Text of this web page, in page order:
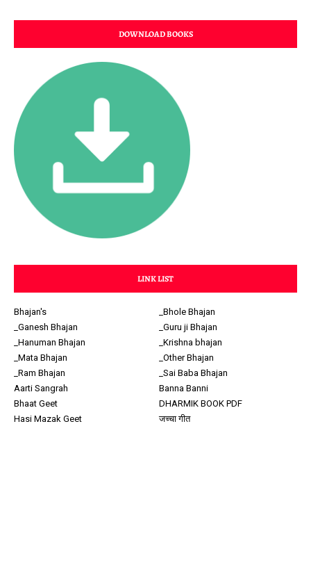
DOWNLOAD BOOKS
LINK LIST
Bhajan's
_Bhole Bhajan
_Ganesh Bhajan
_Guru ji Bhajan
_Hanuman Bhajan
_Krishna bhajan
_Mata Bhajan
_Other Bhajan
_Ram Bhajan
_Sai Baba Bhajan
Aarti Sangrah
Banna Banni
Bhaat Geet
DHARMIK BOOK PDF
Hasi Mazak Geet
जच्चा गीत